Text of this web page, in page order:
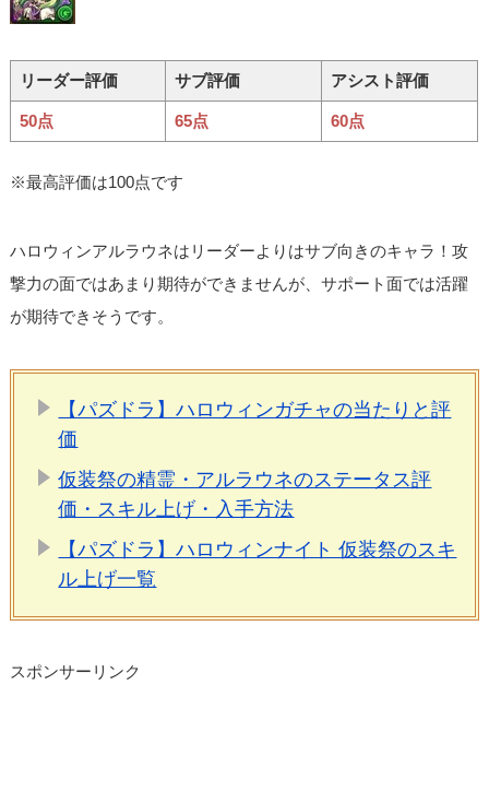
リーダー評価 サブ評価 アシスト評価
50点 65点 60点
※最高評価は100点です
ハロウィンアルラウネはリーダーよりはサブ向きのキャラ！攻
撃力の面ではあまり期待ができませんが、サポート面では活躍
が期待できそうです。
【パズドラ】ハロウィンガチャの当たりと評
価
仮装祭の精霊・アルラウネのステータス評
価・スキル上げ・入手方法
【パズドラ】ハロウィンナイト 仮装祭のスキ
ル上げ一覧
スポンサーリンク